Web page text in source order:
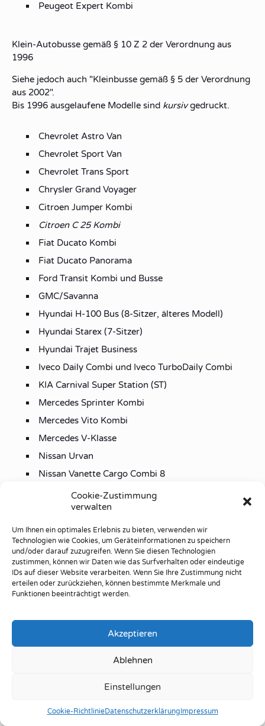
Cookie-Zustimmung
verwalten
Um Ihnen ein optimales Erlebnis zu bieten, verwenden wir
Technologien wie Cookies, um Geräteinformationen zu speichern
und/oder darauf zuzugreifen. Wenn Sie diesen Technologien
zustimmen, können wir Daten wie das Surfverhalten oder eindeutige
IDs auf dieser Website verarbeiten. Wenn Sie Ihre Zustimmung nicht
erteilen oder zurückziehen, können bestimmte Merkmale und
Funktionen beeinträchtigt werden.
Akzeptieren
Ablehnen
Einstellungen
Cookie-RichtlinieDatenschutzerklärungImpressum
Peugeot Expert Kombi
Klein-Autobusse gemäß § 10 Z 2 der Verordnung aus
1996
Siehe jedoch auch "Kleinbusse gemäß § 5 der Verordnung
aus 2002".
Bis 1996 ausgelaufene Modelle sind kursivgedruckt.
Chevrolet Astro Van
Chevrolet Sport Van
Chevrolet Trans Sport
Chrysler Grand Voyager
Citroen Jumper Kombi
Citroen C 25 Kombi
Fiat Ducato Kombi
Fiat Ducato Panorama
Ford Transit Kombi und Busse
GMC/Savanna
Hyundai H-100 Bus (8-Sitzer, älteres Modell)
Hyundai Starex (7-Sitzer)
Hyundai Trajet Business
Iveco Daily Combi und Iveco TurboDaily Combi
KIA Carnival Super Station (ST)
Mercedes Sprinter Kombi
Mercedes Vito Kombi
Mercedes V-Klasse
Nissan Urvan
Nissan Vanette Cargo Combi 8
Nissan Vanette
Opel Movano Combi
Opel Vivaro Combi
Peugeot Boxer Kombi und Luxusbus
Peugeot J5/J9/J7 Bus
Renault Grand Espace mit den
Verankerungspunkten am Fahrzeugboden für die
Toyota Hi Ace Bus
VW Caravelle, VW Caravelle GL, VW Caravelle